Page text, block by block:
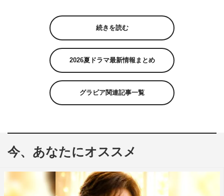
続きを読む
2026夏ドラマ最新情報まとめ
グラビア関連記事一覧
今、あなたにオススメ